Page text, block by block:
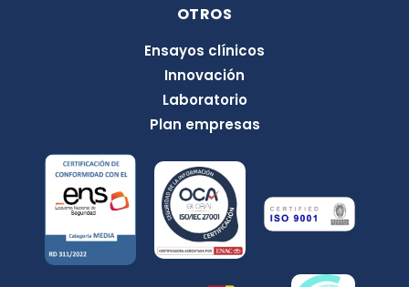
OTROS
Ensayos clínicos
Innovación
Laboratorio
Plan empresas